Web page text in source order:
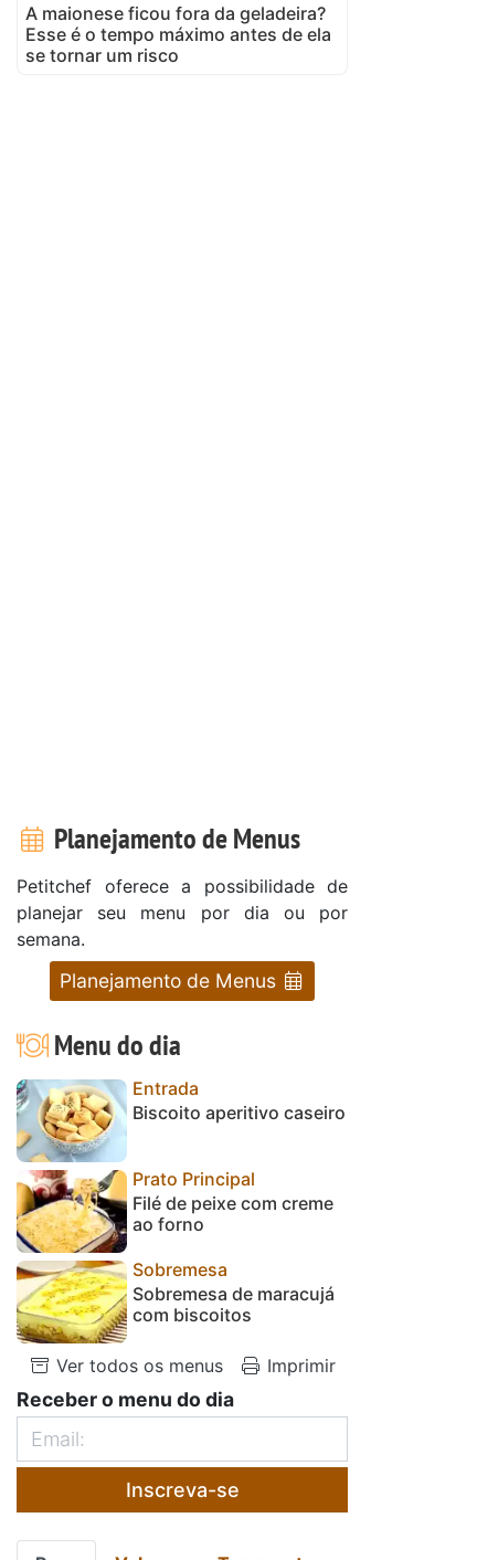
A maionese ficou fora da geladeira?
Esse é o tempo máximo antes de ela
se tornar um risco
Planejamento de Menus
Petitchef oferece a possibilidade de
planejar seu menu por dia ou por
semana.
Planejamento de Menus
Menu do dia
Entrada
Biscoito aperitivo caseiro
Prato Principal
Filé de peixe com creme
ao forno
Sobremesa
Sobremesa de maracujá
com biscoitos
Ver todos os menus Imprimir
Receber o menu do dia
Inscreva-se